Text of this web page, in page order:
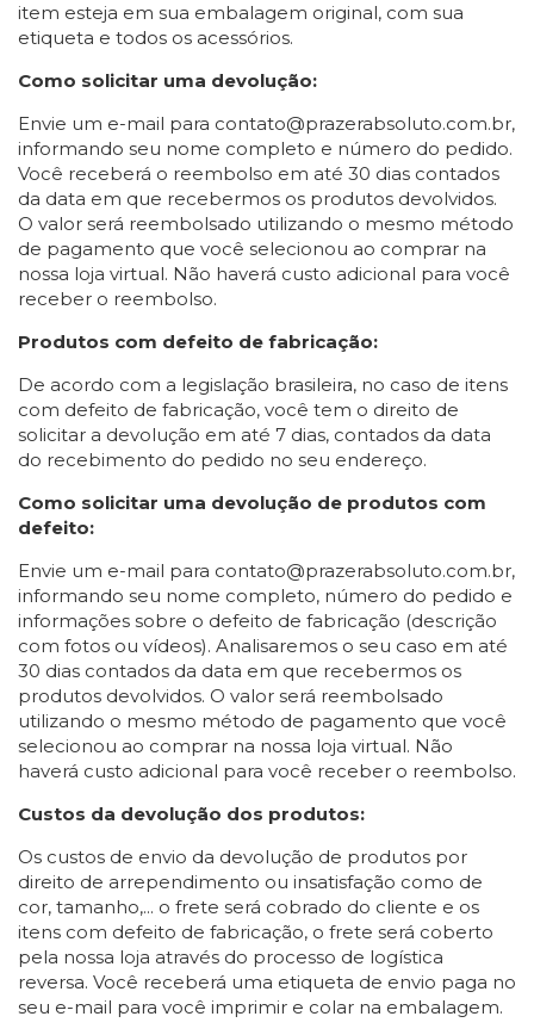
item esteja em sua embalagem original, com sua
etiqueta e todos os acessórios.
Como solicitar uma devolução:
Envie um e-mail para contato@prazerabsoluto.com.br,
informando seu nome completo e número do pedido.
Você receberá o reembolso em até 30 dias contados
da data em que recebermos os produtos devolvidos.
O valor será reembolsado utilizando o mesmo método
de pagamento que você selecionou ao comprar na
nossa loja virtual. Não haverá custo adicional para você
receber o reembolso.
Produtos com defeito de fabricação:
De acordo com a legislação brasileira, no caso de itens
com defeito de fabricação, você tem o direito de
solicitar a devolução em até 7 dias, contados da data
do recebimento do pedido no seu endereço.
Como solicitar uma devolução de produtos com
defeito:
Envie um e-mail para contato@prazerabsoluto.com.br,
informando seu nome completo, número do pedido e
informações sobre o defeito de fabricação (descrição
com fotos ou vídeos). Analisaremos o seu caso em até
30 dias contados da data em que recebermos os
produtos devolvidos. O valor será reembolsado
utilizando o mesmo método de pagamento que você
selecionou ao comprar na nossa loja virtual. Não
haverá custo adicional para você receber o reembolso.
Custos da devolução dos produtos:
Os custos de envio da devolução de produtos por
direito de arrependimento ou insatisfação como de
cor, tamanho,... o frete será cobrado do cliente e os
itens com defeito de fabricação, o frete será coberto
pela nossa loja através do processo de logística
reversa. Você receberá uma etiqueta de envio paga no
seu e-mail para você imprimir e colar na embalagem.